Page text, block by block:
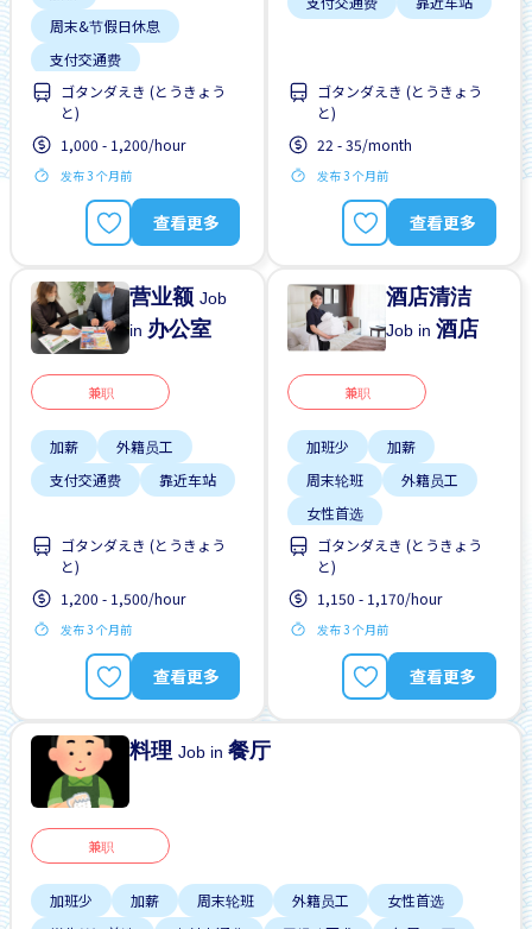
周末&节假日休息
支付交通费
无经验要求
靠近车站
ゴタンダえき (とうきょう
と)
1,000 - 1,200/hour
发布 3 个月前
查看更多
ゴタンダえき (とうきょう
と)
22 - 35/month
发布 3 个月前
查看更多
营业额Job
in 办公室
兼职
加薪
外籍员工
支付交通费
靠近车站
ゴタンダえき (とうきょう
と)
1,200 - 1,500/hour
发布 3 个月前
查看更多
酒店清洁
Job in酒店
兼职
加班少
加薪
周末轮班
外籍员工
女性首选
学生签证首选
支付交通费
无经验要求
ゴタンダえき (とうきょう
と)
1,150 - 1,170/hour
发布 3 个月前
查看更多
料理Job in餐厅
兼职
加班少 加薪 周末轮班 外籍员工
女性首选